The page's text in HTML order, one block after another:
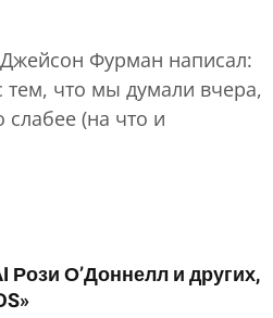
Фурман написал:
что мы думали вчера,
(на что и
Рози О’Доннелл и других,